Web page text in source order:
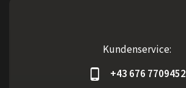
Kundenservice:
+43 676 7709452